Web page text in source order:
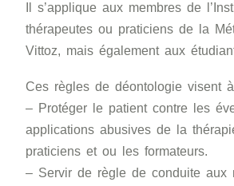
Il s’applique aux membres de
thérapeutes ou praticiens de la
Vittoz, mais également aux
Ces règles de déontologie visent
– Protéger le patient contre les
applications abusives de la
praticiens et ou les formateurs.
– Servir de règle de conduite aux